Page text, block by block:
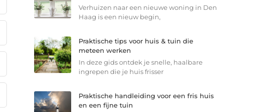
Verhuizen naar een nieuwe woning in Den
Haag is een nieuw begin,
Praktische tips voor huis & tuin die
meteen werken
In deze gids ontdek je snelle, haalbare
ingrepen die je huis frisser
Praktische handleiding voor een fris huis
en een fijne tuin